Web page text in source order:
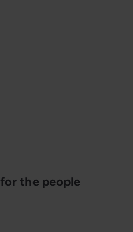
the people